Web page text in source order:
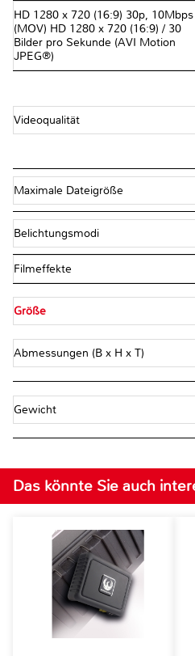
HD 1280 x 720 (16:9) 30p, 10Mbps
(MOV) HD 1280 x 720 (16:9) / 30
Bilder pro Sekunde (AVI Motion
JPEG®)
Videoqualität
Maximale Dateigröße
Belichtungsmodi
Filmeffekte
Größe
Abmessungen (B x H x T)
Gewicht
Das könnte Sie auch